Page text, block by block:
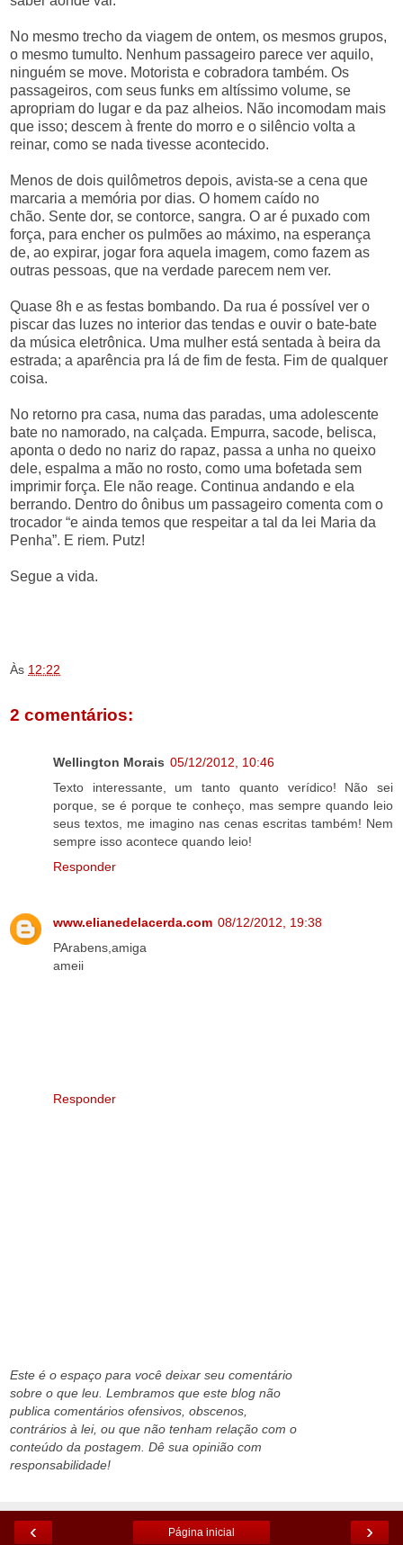
No mesmo trecho da viagem de ontem, os mesmos grupos,
o mesmo tumulto. Nenhum passageiro parece ver aquilo,
ninguém se move. Motorista e cobradora também. Os
passageiros, com seus funks em altíssimo volume, se
apropriam do lugar e da paz alheios. Não incomodam mais
que isso; descem à frente do morro e o silêncio volta a
reinar, como se nada tivesse acontecido.
Menos de dois quilômetros depois, avista-se a cena que
marcaria a memória por dias. O homem caído no
chão. Sente dor, se contorce, sangra. O ar é puxado com
força, para encher os pulmões ao máximo, na esperança
de, ao expirar, jogar fora aquela imagem, como fazem as
outras pessoas, que na verdade parecem nem ver.
Quase 8h e as festas bombando. Da rua é possível ver o
piscar das luzes no interior das tendas e ouvir o bate-bate
da música eletrônica. Uma mulher está sentada à beira da
estrada; a aparência pra lá de fim de festa. Fim de qualquer
coisa.
No retorno pra casa, numa das paradas, uma adolescente
bate no namorado, na calçada. Empurra, sacode, belisca,
aponta o dedo no nariz do rapaz, passa a unha no queixo
dele, espalma a mão no rosto, como uma bofetada sem
imprimir força. Ele não reage. Continua andando e ela
berrando. Dentro do ônibus um passageiro comenta com o
trocador “e ainda temos que respeitar a tal da lei Maria da
Penha”. E riem. Putz!
Segue a vida.
Às 12:22
2 comentários:
Wellington Morais 05/12/2012, 10:46
Texto interessante, um tanto quanto verídico! Não sei
porque, se é porque te conheço, mas sempre quando leio
seus textos, me imagino nas cenas escritas também! Nem
sempre isso acontece quando leio!
Responder
www.elianedelacerda.com 08/12/2012, 19:38
PArabens,amiga
ameii
Responder
Este é o espaço para você deixar seu comentário
sobre o que leu. Lembramos que este blog não
publica comentários ofensivos, obscenos,
contrários à lei, ou que não tenham relação com o
conteúdo da postagem. Dê sua opinião com
responsabilidade!
‹ ›
Página inicial